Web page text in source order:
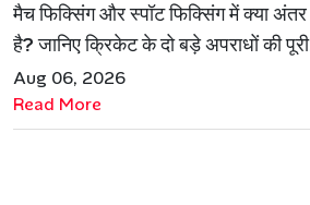
मैच फिक्सिंग और स्पॉट फिक्सिंग में क्या अंतर
है? जानिए क्रिकेट के दो बड़े अपराधों की पूरी
कहानी
Aug 06, 2026
Read More